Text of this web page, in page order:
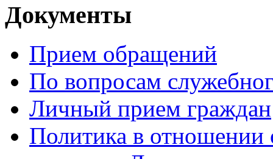
Документы
Прием обращений
По вопросам
Личный прием граждан
Политика в отношении